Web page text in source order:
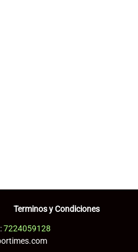
Terminos y Condiciones
7224059128